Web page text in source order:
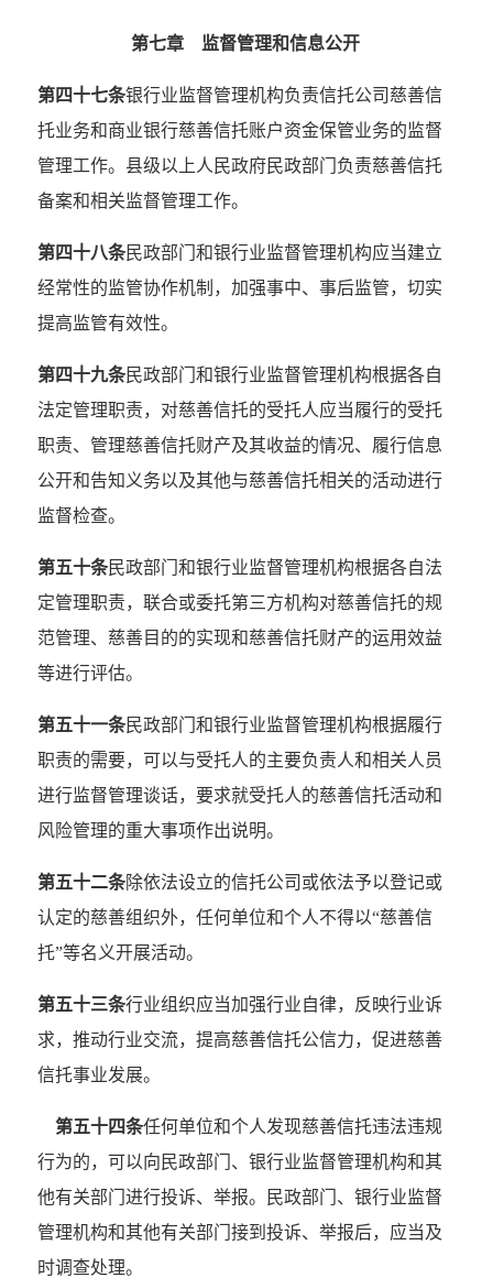
第七章 监督管理和信息公开
第四十七条银行业监督管理机构负责信托公司慈善信
托业务和商业银行慈善信托账户资金保管业务的监督
管理工作。县级以上人民政府民政部门负责慈善信托
备案和相关监督管理工作。
第四十八条民政部门和银行业监督管理机构应当建立
经常性的监管协作机制，加强事中、事后监管，切实
提高监管有效性。
第四十九条民政部门和银行业监督管理机构根据各自
法定管理职责，对慈善信托的受托人应当履行的受托
职责、管理慈善信托财产及其收益的情况、履行信息
公开和告知义务以及其他与慈善信托相关的活动进行
监督检查。
第五十条民政部门和银行业监督管理机构根据各自法
定管理职责，联合或委托第三方机构对慈善信托的规
范管理、慈善目的的实现和慈善信托财产的运用效益
等进行评估。
第五十一条民政部门和银行业监督管理机构根据履行
职责的需要，可以与受托人的主要负责人和相关人员
进行监督管理谈话，要求就受托人的慈善信托活动和
风险管理的重大事项作出说明。
第五十二条除依法设立的信托公司或依法予以登记或
认定的慈善组织外，任何单位和个人不得以“慈善信
托”等名义开展活动。
第五十三条行业组织应当加强行业自律，反映行业诉
求，推动行业交流，提高慈善信托公信力，促进慈善
信托事业发展。
第五十四条任何单位和个人发现慈善信托违法违规
行为的，可以向民政部门、银行业监督管理机构和其
他有关部门进行投诉、举报。民政部门、银行业监督
管理机构和其他有关部门接到投诉、举报后，应当及
时调查处理。